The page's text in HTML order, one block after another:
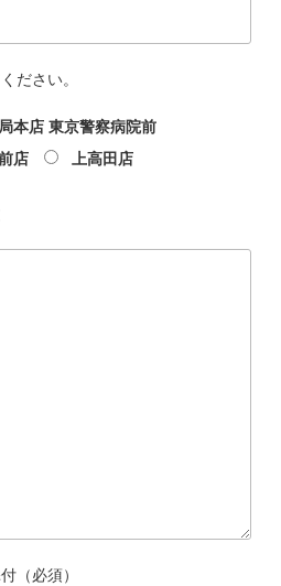
ださい。
本店 東京警察病院前
店
上高田店
（必須）